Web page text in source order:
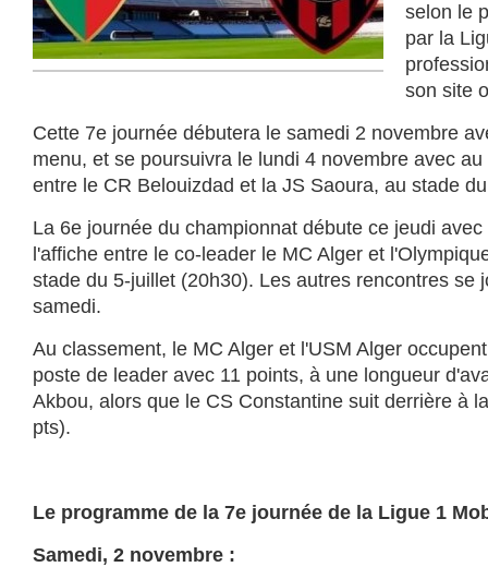
selon le
par la
son site
Cette 7e journée débutera le samedi 2 novembre
menu, et se poursuivra le lundi 4 novembre avec
entre le CR Belouizdad et la JS Saoura, au stade
La 6e journée du championnat débute ce jeudi
l'affiche entre le co-leader le MC Alger et
stade du 5-juillet (20h30). Les autres rencontres se
samedi.
Au classement, le MC Alger et l'USM Alger
poste de leader avec 11 points, à une longueur
Akbou, alors que le CS Constantine suit derrière à
pts).
Le programme de la 7e journée de la Ligue 1
Samedi, 2 novembre :